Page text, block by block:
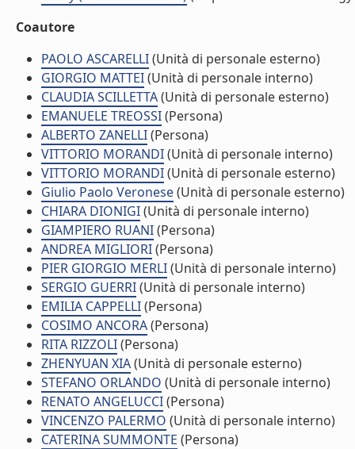
Coautore
PAOLO ASCARELLI(Unità di personale esterno)
GIORGIO MATTEI(Unità di personale interno)
CLAUDIA SCILLETTA(Unità di personale esterno)
EMANUELE TREOSSI(Persona)
ALBERTO ZANELLI(Persona)
VITTORIO MORANDI(Unità di personale interno)
VITTORIO MORANDI(Unità di personale esterno)
Giulio Paolo Veronese(Unità di personale esterno)
CHIARA DIONIGI(Unità di personale interno)
GIAMPIERO RUANI(Persona)
ANDREA MIGLIORI(Persona)
PIER GIORGIO MERLI(Unità di personale interno)
SERGIO GUERRI(Unità di personale interno)
EMILIA CAPPELLI(Persona)
COSIMO ANCORA(Persona)
RITA RIZZOLI(Persona)
ZHENYUAN XIA(Unità di personale esterno)
STEFANO ORLANDO (Unità di personale interno)
RENATO ANGELUCCI(Persona)
VINCENZO PALERMO (Unità di personale interno)
CATERINA SUMMONTE (Persona)